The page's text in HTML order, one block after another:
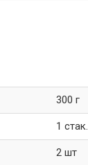
300 г
1 стак.
2 шт